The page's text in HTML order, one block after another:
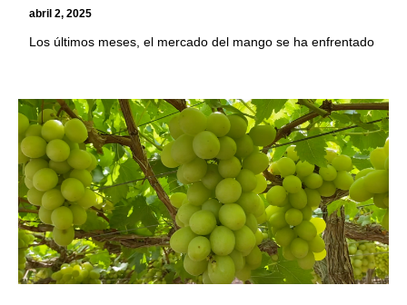
abril 2, 2025
Los últimos meses, el mercado del mango se ha enfrentado